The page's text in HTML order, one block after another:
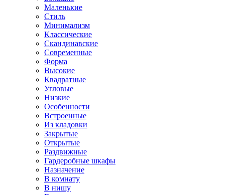
Маленькие
Стиль
Минимализм
Классические
Скандинавские
Современные
Форма
Высокие
Квадратные
Угловые
Низкие
Особенности
Встроенные
Из кладовки
Закрытые
Открытые
Раздвижные
Гардеробные шкафы
Назначение
В комнату
В нишу